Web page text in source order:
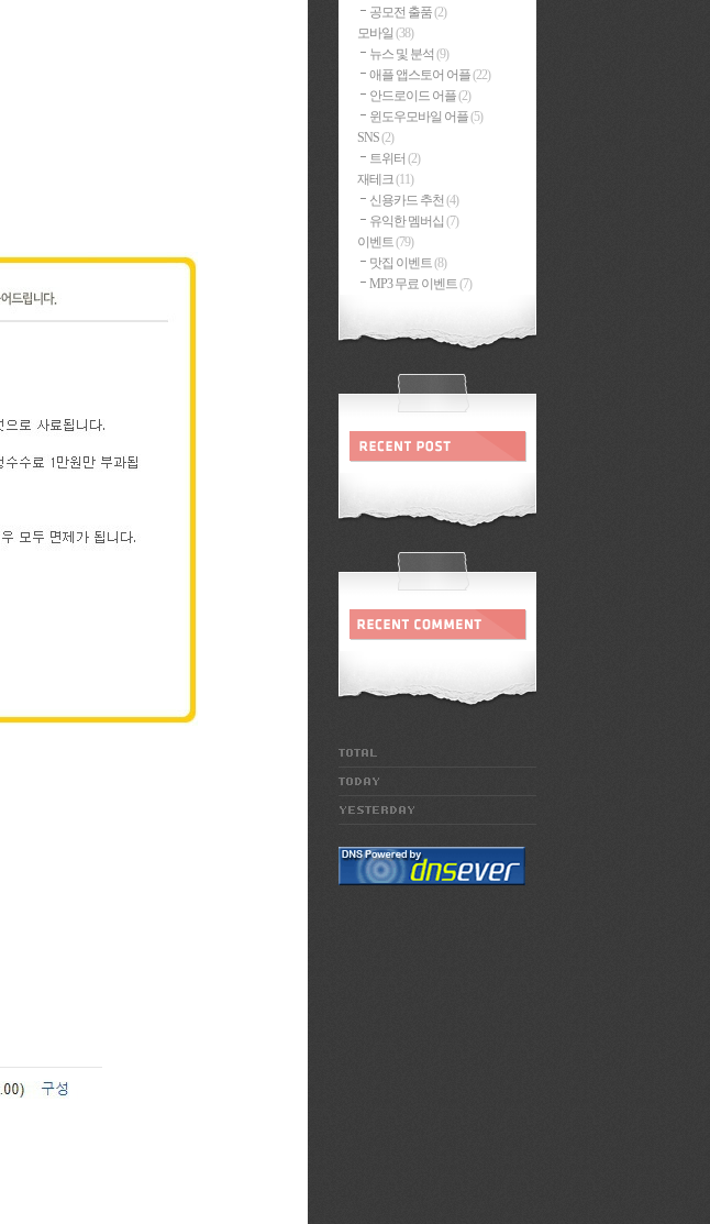
공모전 출품(2)
모바일 (38)
뉴스 및 분석 (9)
애플 앱스토어 어플(22)
안드로이드 어플(2)
윈도우모바일 어플(5)
SNS(2)
트위터 (2)
재테크(11)
신용카드 추천 (4)
유익한 멤버십 (7)
이벤트(79)
맛집 이벤트(8)
MP3 무료 이벤트(7)